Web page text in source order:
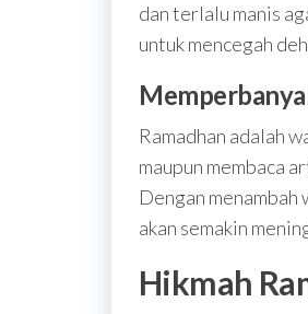
dan terlalu manis
untuk mencegah
Ramadhan adalah
maupun membaca
Dengan menambah
akan semakin
Hikmah